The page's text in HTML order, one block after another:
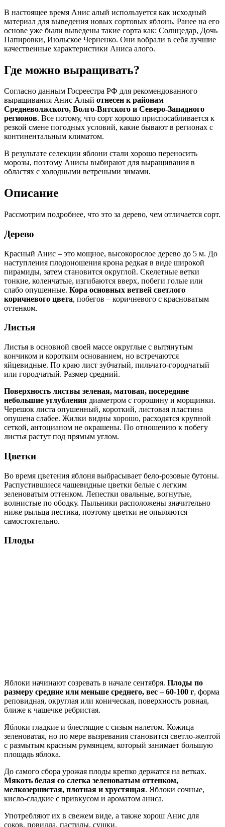
В настоящее время Анис алый используется как исходный
материал для выведения новых сортовых яблонь. Ранее на его
основе уже были выведены такие сорта как: Солнцедар, Дочь
Папировки, Июльское Черненко. Они вобрали в себя лучшие
качественные характеристики Аниса алого.
Где можно выращивать?
Согласно данным Госреестра РФ для рекомендованного
выращивания Анис Алый отнесен к районам
Средневолжского, Волго-Вятского и Северо-Западного
регионов. Все потому, что сорт хорошо приспосабливается к
резкой смене погодных условий, какие бывают в регионах с
континентальным климатом.
В результате селекции яблони стали хорошо переносить
морозы, поэтому Анисы выбирают для выращивания в
областях с холодными ветреными зимами.
Описание
Рассмотрим подробнее, что это за дерево, чем отличается сорт.
Дерево
Красный Анис – это мощное, высокорослое дерево до 5 м. До
наступления плодоношения крона редкая в виде широкой
пирамиды, затем становится округлой. Скелетные ветки
тонкие, коленчатые, изгибаются вверх, побеги голые или
слабо опушенные. Кора основных ветвей светлого
коричневого цвета, побегов – коричневого с красноватым
оттенком.
Листья
Листья в основной своей массе округлые с вытянутым
кончиком и коротким основанием, но встречаются
яйцевидные. По краю лист зубчатый, пильчато-городчатый
или городчатый. Размер средний.
Поверхность листвы зеленая, матовая, посередине
небольшие углубления диаметром с горошину и морщинки.
Черешок листа опушенный, короткий, листовая пластина
опушена слабее. Жилки видны хорошо, расходятся крупной
сеткой, антоцианом не окрашены. По отношению к побегу
листья растут под прямым углом.
Цветки
Во время цветения яблоня выбрасывает бело-розовые бутоны.
Распустившиеся чашевидные цветки белые с легким
зеленоватым оттенком. Лепестки овальные, вогнутые,
волнистые по ободку. Пыльники расположены значительно
ниже рыльца пестика, поэтому цветки не опыляются
самостоятельно.
Плоды
Яблоки начинают созревать в начале сентября. Плоды по
размеру средние или меньше среднего, вес – 60-100 г, форма
реповидная, округлая или коническая, поверхность ровная,
ближе к чашечке ребристая.
Яблоки гладкие и блестящие с сизым налетом. Кожица
зеленоватая, но по мере вызревания становится светло-желтой
с размытым красным румянцем, который занимает большую
площадь яблока.
До самого сбора урожая плоды крепко держатся на ветках.
Мякоть белая со слегка зеленоватым оттенком,
мелкозернистая, плотная и хрустящая. Яблоки сочные,
кисло-сладкие с привкусом и ароматом аниса.
Употребляют их в свежем виде, а также хорош Анис для
соков, повидла, пастилы, сушки.